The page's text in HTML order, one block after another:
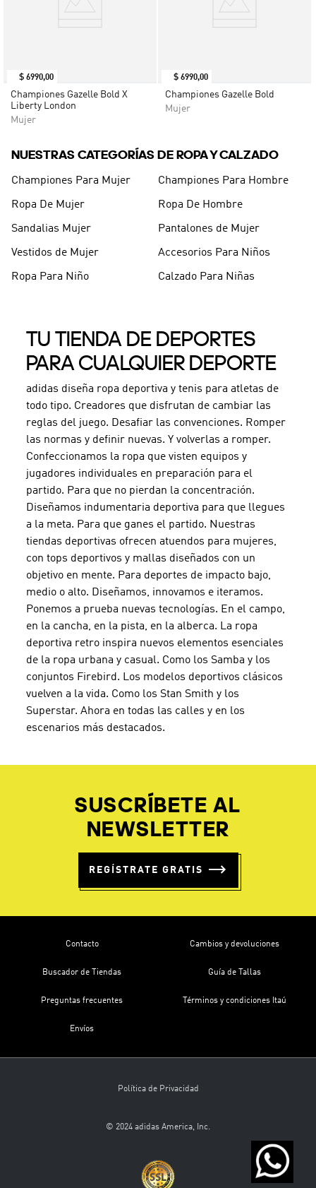
$ 6990,00
Championes Gazelle Bold X
Liberty London
Mujer
$ 6990,00
Championes Gazelle Bold
Mujer
NUESTRAS CATEGORÍAS DE ROPA Y CALZADO
Championes Para Mujer Championes Para Hombre
Ropa De Mujer Ropa De Hombre
Sandalias Mujer Pantalones de Mujer
Vestidos de Mujer Accesorios Para Niños
Ropa Para Niño Calzado Para Niñas
TU TIENDA DE DEPORTES
PARA CUALQUIER DEPORTE
adidas diseña ropa deportiva y tenis para atletas de
todo tipo. Creadores que disfrutan de cambiar las
reglas del juego. Desafiar las convenciones. Romper
las normas y definir nuevas. Y volverlas a romper.
Confeccionamos la ropa que visten equipos y
jugadores individuales en preparación para el
partido. Para que no pierdan la concentración.
Diseñamos indumentaria deportiva para que llegues
a la meta. Para que ganes el partido. Nuestras
tiendas deportivas ofrecen atuendos para mujeres,
con tops deportivos y mallas diseñados con un
objetivo en mente. Para deportes de impacto bajo,
medio o alto. Diseñamos, innovamos e iteramos.
Ponemos a prueba nuevas tecnologías. En el campo,
en la cancha, en la pista, en la alberca. La ropa
deportiva retro inspira nuevos elementos esenciales
de la ropa urbana y casual. Como los Samba y los
conjuntos Firebird. Los modelos deportivos clásicos
vuelven a la vida. Como los Stan Smith y los
Superstar. Ahora en todas las calles y en los
escenarios más destacados.
SUSCRÍBETE AL
NEWSLETTER
REGÍSTRATE GRATIS
Contacto
Buscador de Tiendas
Preguntas frecuentes
Envíos
Cambios y devoluciones
Guía de Tallas
Términos y condiciones Itaú
Política de Privacidad
© 2024 adidas America, Inc.